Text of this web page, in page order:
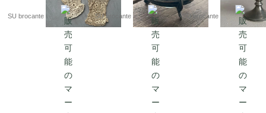
SU brocante SU brocante SU brocante